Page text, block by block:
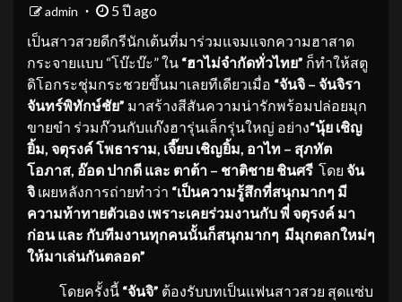
admin
5 ปี ago
เป็นสาวสวยดีกรีนักเต้นที่มาร่วมแจมแจกความฮาสาด
กระจายแบบ “โบ๊ะบ๊ะ” ใน “ฮาไม่จำกัดทั่วไทย” ก็ทำให้สตู
ดิโอกระชุ่มกระชวยขึ้นมาเลยทีเดียวเมื่อ “จันจิ – จันจิรา
จันทร์พิทักษ์ชัย” มาสร้างสีสันความน่ารักพร้อมปล่อยมุก
ขายขำ ร่วมก๊วนกับแก๊งฮารุ่นเล็กรุ่นใหญ่ อย่าง“นุ้ย เชิญ
ยิ้ม, จตุรงค์ โพธาราม, เจี๊ยบ เชิญยิ้ม, อาไท – สุภทัต
โอภาส, อ๊อด ปากดี และ ตาต้า – ชาติชาย ชินศรี โดย จัน
จิ เผยหลังการถ่ายทำว่า “เป็นความรู้สึกที่สนุกมากๆ มี
ความท้าทายตัวเอง เพราะเคยร่วมงานกับ พี่ จตุรงค์ มา
ก่อน และ กับทีมงานทุกคนนั้นก็สนุกมากๆ มีมุกตลกใหม่ๆ
ให้มาเล่นกันตลอด”
โดยครั้งนี้ “จันจิ” ต้องรับบทเป็นแฟนสาวสวย สุดแซ่บ